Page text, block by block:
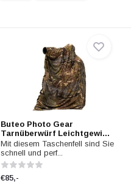
Buteo Photo Gear
Tarnüberwürf Leichtgewi...
Mit diesem Taschenfell sind Sie
schnell und perf...
€85,-